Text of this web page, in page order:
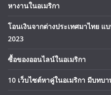
หางานในอเมริกา
โอนเงินจากต่างประเทศมาไทย
2023
ซื้อของออนไลน์ในอเมริกา
10 เว็บไซต์หาคู่ในอเมริกา มีบทบ